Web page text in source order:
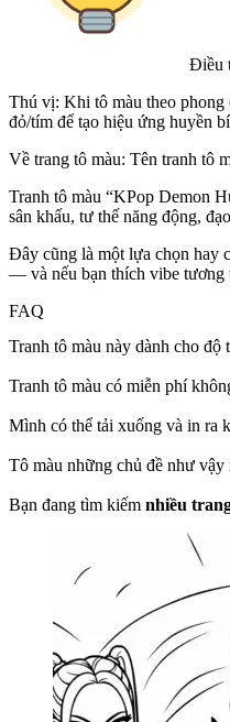
Điều
Thú vị: Khi tô màu theo phong
đỏ/tím để tạo hiệu ứng huyền
Về trang tô màu: Tên tranh tô
Tranh tô màu “KPop Demon
sân khấu, tư thế năng động,
Đây cũng là một lựa chọn hay
— và nếu bạn thích vibe tương
FAQ
Tranh tô màu này dành cho độ
Tranh tô màu có miễn phí
Mình có thể tải xuống và in ra
Tô màu những chủ đề như vậy
Bạn đang tìm kiếm nhiều